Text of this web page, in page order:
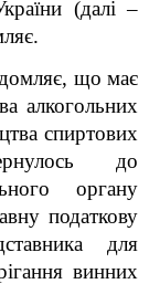
(далі –
що має
алкогольних
спиртових
до
органу
податкову
для
винних